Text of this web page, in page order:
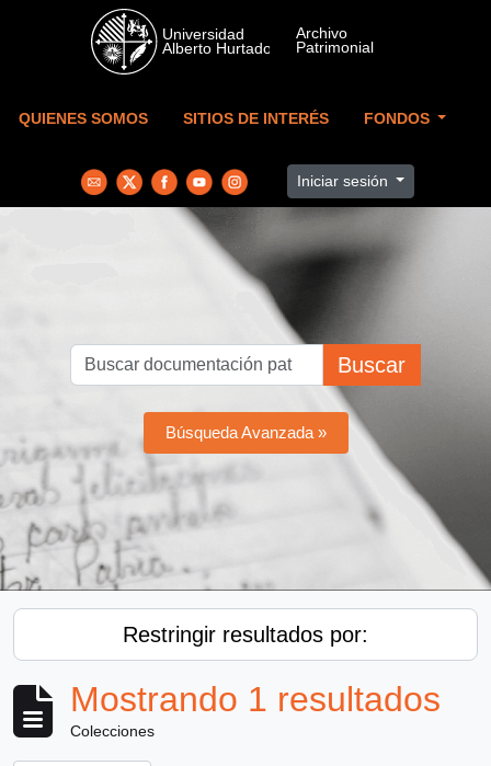
Skip to main content
QUIENES SOMOS SITIOS DE INTERÉS FONDOS
Iniciar sesión
Buscar
Búsqueda Avanzada »
Restringir resultados por:
Mostrando 1 resultados
Colecciones